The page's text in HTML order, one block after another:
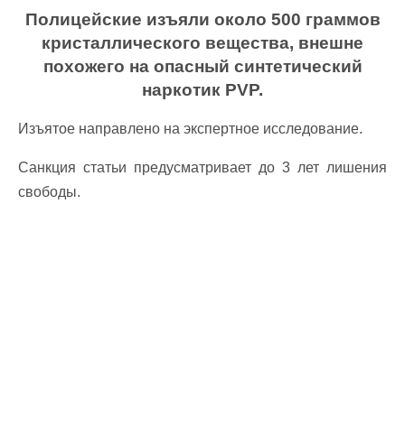
Полицейские изъяли около 500 граммов
кристаллического вещества, внешне
похожего на опасный синтетический
наркотик PVP.
Изъятое направлено на экспертное исследование.
Санкция статьи предусматривает до 3 лет лишения
свободы.